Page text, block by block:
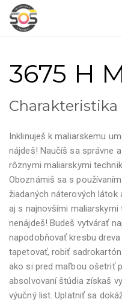
3675 H
Inklinuješ k maliarskemu
nájdeš! Naučíš sa správne
rôznymi maliarskymi
Oboznámiš sa s
žiadaných náterových
aj s najnovšími
nenájdeš! Budeš vytvárať
napodobňovať kresbu
tapetovať, robiť
ako si pred maľbou ošetriť
absolvovaní štúdia získaš
výučný list. Uplatniť sa